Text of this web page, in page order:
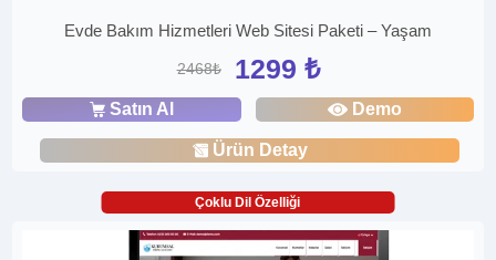
Evde Bakım Hizmetleri Web Sitesi Paketi – Yaşam
2468₺ 1299 ₺
Satın Al Demo
Ürün Detay
Çoklu Dil Özelliği